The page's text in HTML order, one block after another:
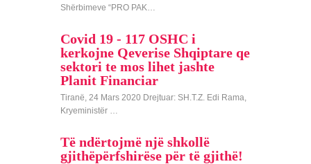
Shërbimeve “PRO PAK…
Covid 19 - 117 OSHC i
kerkojne Qeverise Shqiptare qe
sektori te mos lihet jashte
Planit Financiar
Tiranë, 24 Mars 2020 Drejtuar: SH.T.Z. Edi Rama,
Kryeministër …
Të ndërtojmë një shkollë
gjithëpërfshirëse për të gjithë!